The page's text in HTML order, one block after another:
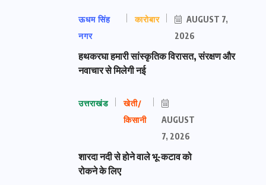
ऊधम सिंह
नगर
कारोबार
AUGUST 7,
2026
हथकरघा हमारी सांस्कृतिक विरासत, संरक्षण और
नवाचार से मिलेगी नई
उत्तराखंड
खेती/
किसानी
AUGUST
7, 2026
शारदा नदी से होने वाले भू-कटाव को
रोकने के लिए